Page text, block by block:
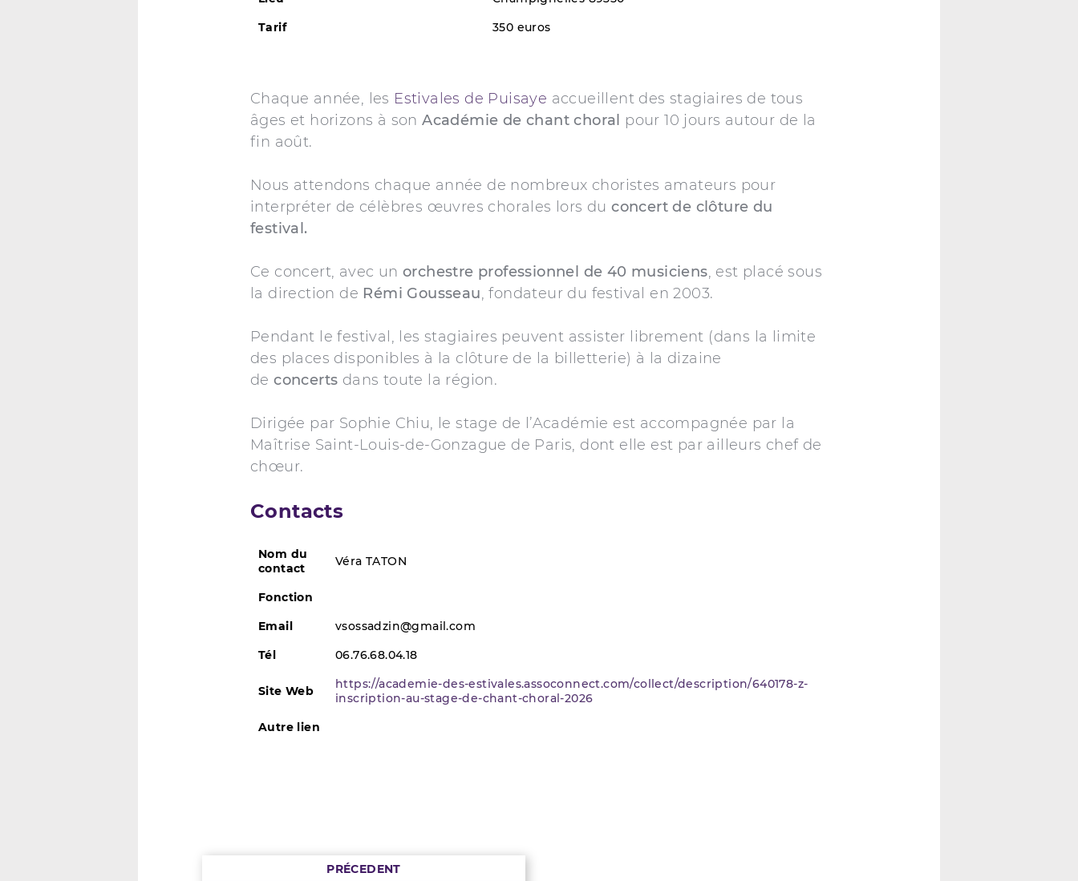
Tarif
350 euros
Chaque année, les Estivales de Puisaye accueillent des stagiaires de tous
âges et horizons à sonAcadémie de chant choral
pour 10 jours autour de la
fin août.
Nous attendons chaque année de nombreux choristes amateurs pour
interpréter de célèbres œuvres chorales lors duconcert de clôture du
festival.
Ce concert, avec un orchestre professionnel de 40 musiciens, est placé sous
la direction de Rémi Gousseau, fondateur du festival en 2003.
Pendant le festival, les stagiaires peuvent assister librement (dans la limite
des places disponibles à la clôture de la billetterie) à la dizaine
deconcerts dans toute la région.
Dirigée par Sophie Chiu, le stage de l’Académie est accompagnée par la
Maîtrise Saint-Louis-de-Gonzague de Paris, dont elle est par ailleurs chef de
chœur.
Contacts
Nom du
contact
Véra TATON
Fonction
Email
vsossadzin@gmail.com
Tél
06.76.68.04.18
Site Web
https://academie-des-estivales.assoconnect.com/collect/description/640178-z-
inscription-au-stage-de-chant-choral-2026
Autre lien
PRÉCEDENT